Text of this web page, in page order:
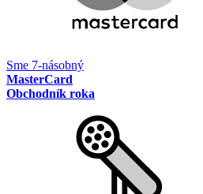
Sme 7-násobný
MasterCard
Obchodník roka